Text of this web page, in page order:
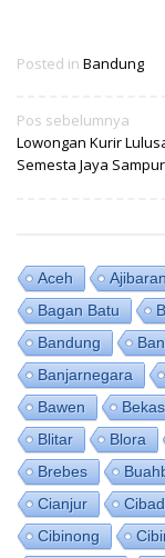
Posted in Bandung
Navigasi
pos
Pos sebelumnya
Lowongan Kurir
Semesta Jaya
Aceh
Bagan Batu
Bandung
Banjarnegara
Bawen
Blitar
Blora
Brebes
Cianjur
Cibinong